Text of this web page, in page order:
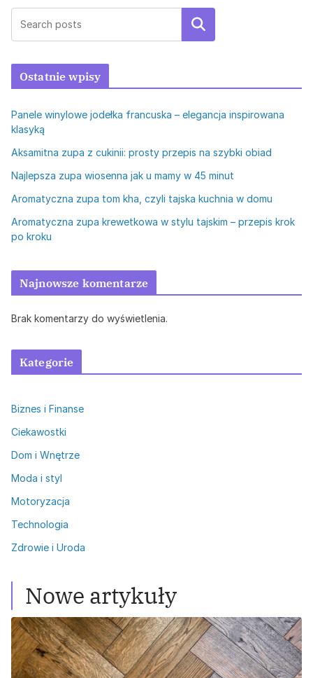
Szukaj
Ostatnie wpisy
Panele winylowe jodełka francuska – elegancja inspirowana
klasyką
Aksamitna zupa z cukinii: prosty przepis na szybki obiad
Najlepsza zupa wiosenna jak u mamy w 45 minut
Aromatyczna zupa tom kha, czyli tajska kuchnia w domu
Aromatyczna zupa krewetkowa w stylu tajskim – przepis krok
po kroku
Najnowsze komentarze
Brak komentarzy do wyświetlenia.
Kategorie
Biznes i Finanse
Ciekawostki
Dom i Wnętrze
Moda i styl
Motoryzacja
Technologia
Zdrowie i Uroda
Nowe artykuły